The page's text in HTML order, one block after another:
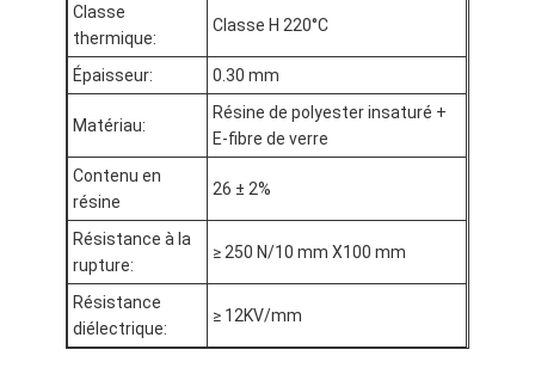
Bande adhésive d'isolation
Bande d'isolation de tissu en verre
Bande résistante à la chaleur d'isolation
Ruban adhésif de tissu en verre
Ruban adhésif de film de Polyimide
Ruban adhésif de papier d'aluminium
Classe
thermique:
Classe H 220°C
Épaisseur: 0.30 mm
Matériau:
Résine de polyester insaturé +
E-fibre de verre
Contenu en
résine
26 ± 2%
Résistance à la
rupture:
≥ 250 N/10 mm X100 mm
Résistance
diélectrique:
≥ 12KV/mm